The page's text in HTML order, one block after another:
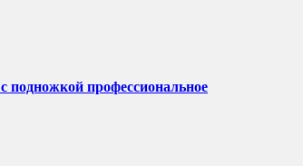
подножкой профессиональное